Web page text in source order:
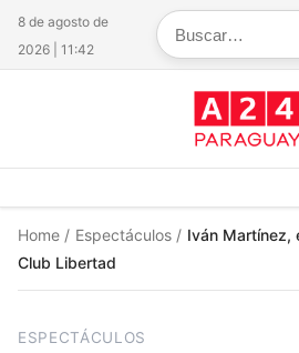
8 de agosto de
2026 | 11:42
Home / Espectáculos / Iván Martínez,
Club Libertad
ESPECTÁCULOS